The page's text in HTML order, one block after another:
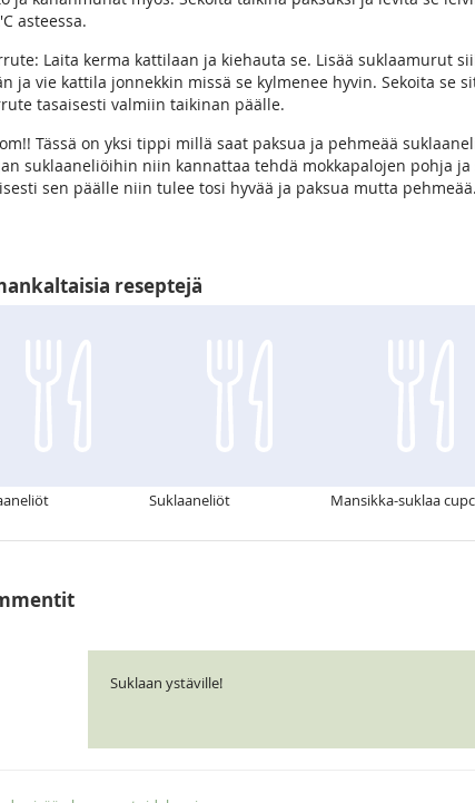
asteessa.
Laita kerma kattilaan ja kiehauta se. Lisää suklaamurut
ja vie kattila jonnekkin missä se kylmenee hyvin. Sekoita se
tasaisesti valmiin taikinan päälle.
Tässä on yksi tippi millä saat paksua ja pehmeää
suklaaneliöihin niin kannattaa tehdä mokkapalojen pohja
sen päälle niin tulee tosi hyvää ja paksua mutta pehmeää.
reseptejä
Suklaaneliöt Mansikka-suklaa
Suklaan ystäville!